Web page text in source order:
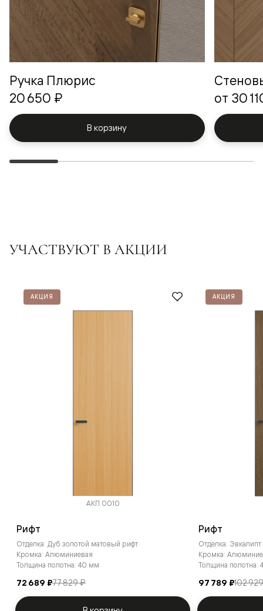
Ручка Плюрис
20 650 ₽
В корзину
от 30
УЧАСТВУЮТ В АКЦИИ
АКЦИЯ
АКП 0010
Рифт
Отделка: Дуб золотой матовый рифт
Кромка: Алюминиевая
Толщина полотна: 40 мм
72 689 ₽77 829 ₽
АКЦИЯ
Рифт
Отделка:
Кромка:
Толщина полотна:
97 789 ₽102